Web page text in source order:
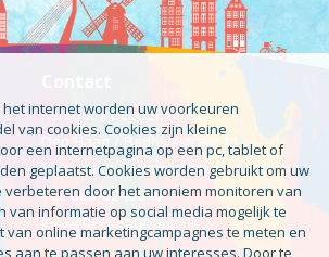
Kantoor / Bezoekadres
Den Haag / Badhuisstraat 11
Rotterdam / Airportplein 55 #Bobcat
Tel: 085-0240046
info@beeventgroup.nl
internet worden uw voorkeuren
van cookies. Cookies zijn kleine
een internetpagina op een pc, tablet of
geplaatst. Cookies worden gebruikt om uw
door het anoniem monitoren van
van informatie op social media mogelijk te
van online marketingcampagnes te meten en
aan te passen aan uw interesses. Door te